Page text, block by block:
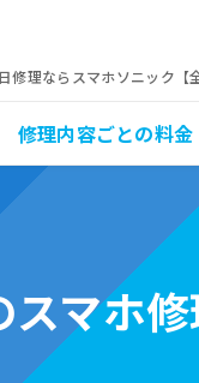
理ならスマホソニック【全
修理内容ごとの料金
マホ